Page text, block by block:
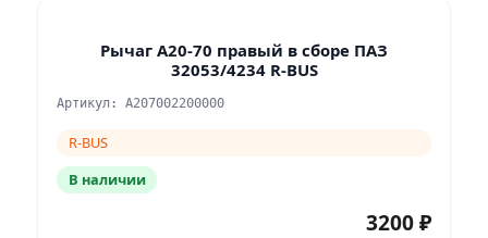
Рычаг А20-70 правый в сборе ПАЗ
32053/4234 R-BUS
Артикул: A207002200000
R-BUS
В наличии
3200 ₽